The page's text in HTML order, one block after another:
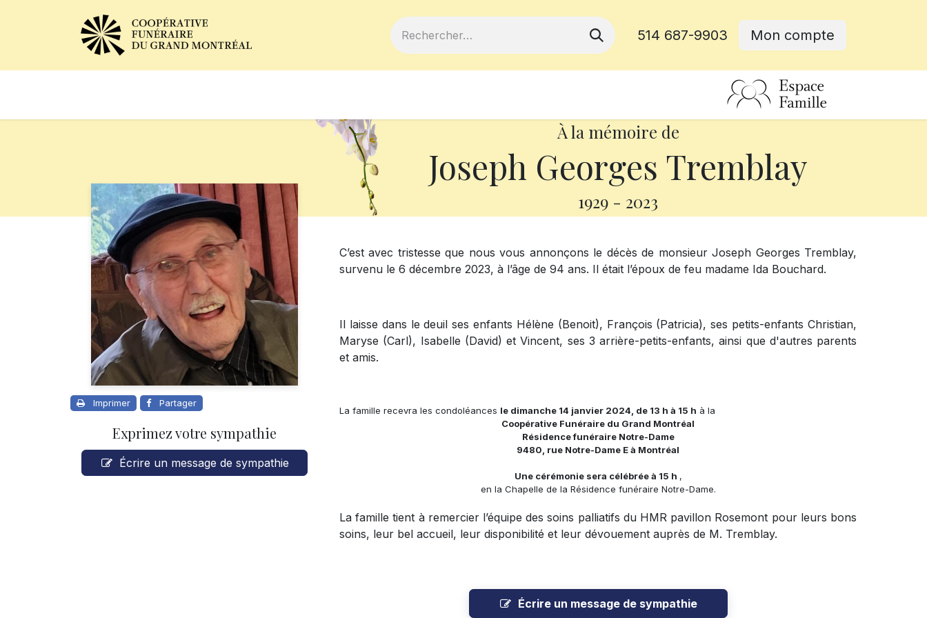
514 687-9903 Mon compte
À la mémoire de
Joseph Georges Tremblay
1929 - 2023
Imprimer Partager
Exprimez votre sympathie
Écrire un message de sympathie
C’est avec tristesse que nous vous annonçons le décès de monsieur Joseph Georges Tremblay,
survenu le 6 décembre 2023, à l’âge de 94 ans. Il était l’époux de feu madame Ida Bouchard.
Il laisse dans le deuil ses enfants Hélène (Benoit), François (Patricia), ses petits-enfants Christian,
Maryse (Carl), Isabelle (David) et Vincent, ses 3 arrière-petits-enfants, ainsi que d'autres parents
et amis.
La famille recevra les condoléances le dimanche 14 janvier 2024, de 13 h à 15 h à la
Coopérative Funéraire du Grand Montréal
Résidence funéraire Notre-Dame
9480, rue Notre-Dame E à Montréal
Une cérémonie sera célébrée à 15 h ,
en la Chapelle de la Résidence funéraire Notre-Dame.
La famille tient à remercier l’équipe des soins palliatifs du HMR pavillon Rosemont pour leurs bons
soins, leur bel accueil, leur disponibilité et leur dévouement auprès de M. Tremblay.
Écrire un message de sympathie